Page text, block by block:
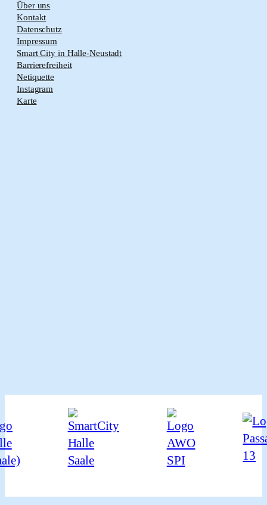
Über uns
Kontakt
Datenschutz
Impressum
Smart City in Halle-Neustadt
Barrierefreiheit
Netiquette
Instagram
Karte